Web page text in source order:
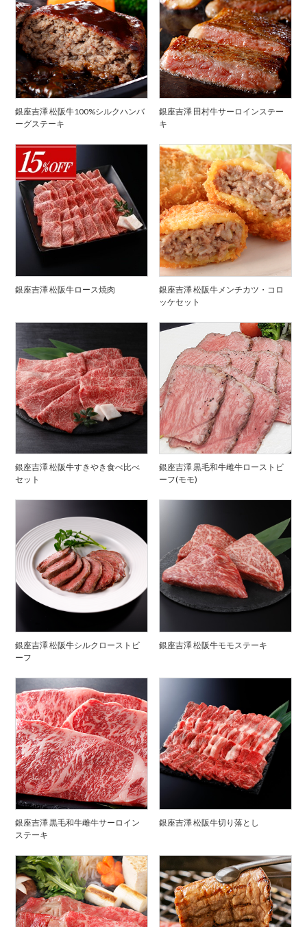
銀座吉澤 松阪牛100%シルクハンバ
ーグステーキ
銀座吉澤 田村牛サーロインステー
キ
銀座吉澤 松阪牛ロース焼肉
銀座吉澤 松阪牛メンチカツ・コロ
ッケセット
銀座吉澤 松阪牛すきやき食べ比べ
セット
銀座吉澤 黒毛和牛雌牛ローストビ
ーフ(モモ)
銀座吉澤 松阪牛シルクローストビ
ーフ
銀座吉澤 松阪牛モモステーキ
銀座吉澤 黒毛和牛雌牛サーロイン
ステーキ
銀座吉澤 松阪牛切り落とし